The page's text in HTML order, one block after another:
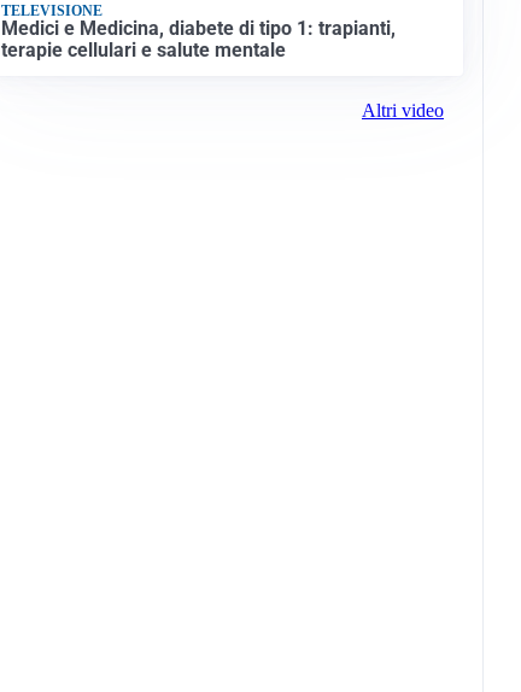
TELEVISIONE
Medici e Medicina, diabete di tipo 1: trapianti,
terapie cellulari e salute mentale
Altri video